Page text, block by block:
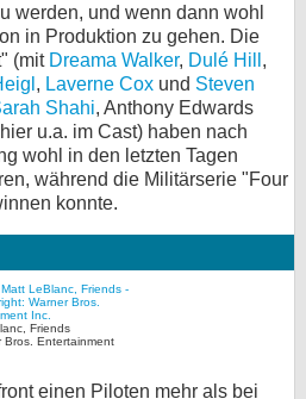
werden, und wenn dann wohl
in Produktion zu gehen. Die
(mit Dreama Walker, Dulé Hill ,
, Laverne Cox und Steven
Shahi, Anthony Edwards
u.a. im Cast) haben nach
wohl in den letzten Tagen
während die Militärserie "Four
konnte.
Friends
Bros. Entertainment
einen Piloten mehr als bei